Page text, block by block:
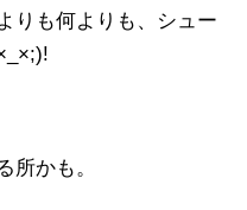
りも何よりも、シュー
所かも。